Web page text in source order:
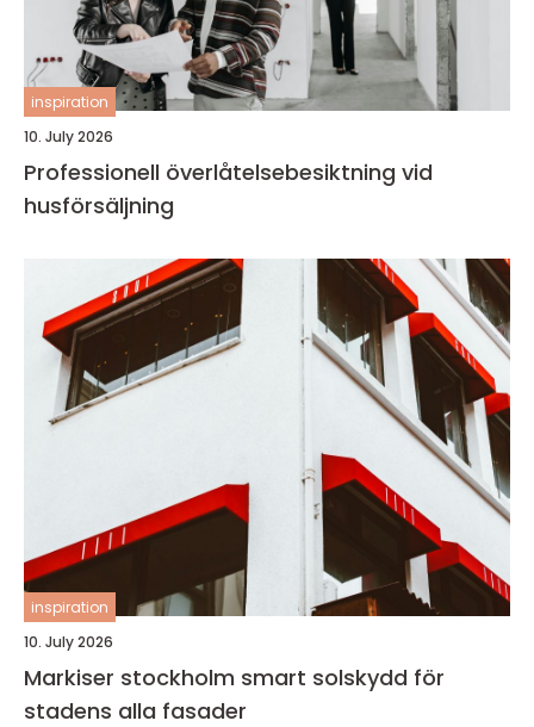
inspiration
10. July 2026
Professionell överlåtelsebesiktning vid
husförsäljning
inspiration
10. July 2026
Markiser stockholm smart solskydd för
stadens alla fasader